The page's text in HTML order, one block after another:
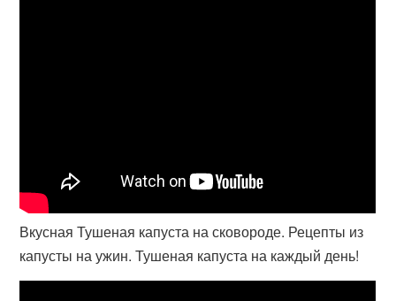
Вкусная Тушеная капуста на сковороде. Рецепты из
капусты на ужин. Тушеная капуста на каждый день!